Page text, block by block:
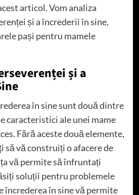
articol. Vom analiza
și a încrederii în sine,
pași pentru mamele
și a
în sine sunt două dintre
caracteristici ale unei mame
Fără aceste două elemente,
să vă construiți o afacere de
vă permite să înfruntați
soluții pentru problemele
încrederea în sine vă permite